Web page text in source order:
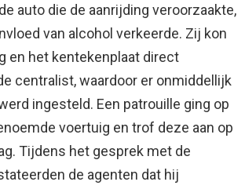
auto die de aanrijding veroorzaakte,
van alcohol verkeerde. Zij kon
en het kentekenplaat direct
centralist, waardoor er onmiddellijk
ingesteld. Een patrouille ging op
voertuig en trof deze aan op
Tijdens het gesprek met de
de agenten dat hij